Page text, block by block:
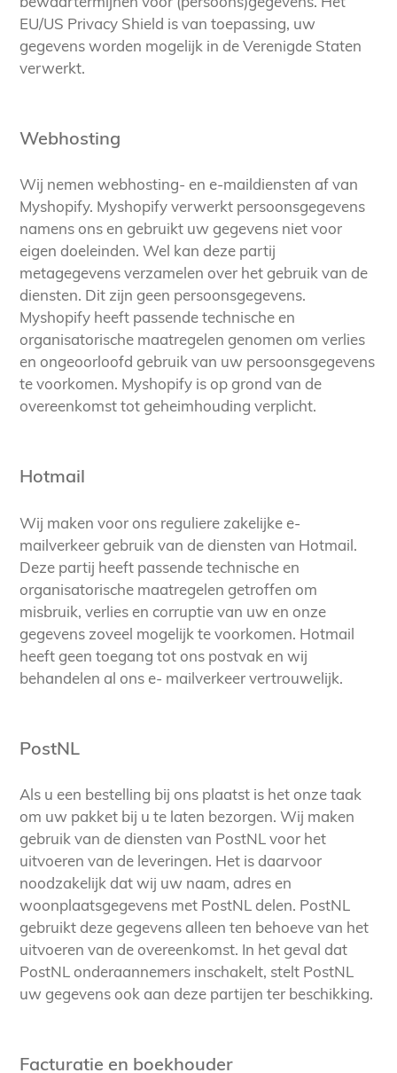
EU/US Privacy Shield is van toepassing, uw
gegevens worden mogelijk in de Verenigde Staten
verwerkt.
Webhosting
Wij nemen webhosting- en e-maildiensten af van
Myshopify. Myshopify verwerkt persoonsgegevens
namens ons en gebruikt uw gegevens niet voor
eigen doeleinden. Wel kan deze partij
metagegevens verzamelen over het gebruik van de
diensten. Dit zijn geen persoonsgegevens.
Myshopify heeft passende technische en
organisatorische maatregelen genomen om verlies
en ongeoorloofd gebruik van uw persoonsgegevens
te voorkomen. Myshopify is op grond van de
overeenkomst tot geheimhouding verplicht.
Hotmail
Wij maken voor ons reguliere zakelijke e-
mailverkeer gebruik van de diensten van Hotmail.
Deze partij heeft passende technische en
organisatorische maatregelen getroffen om
misbruik, verlies en corruptie van uw en onze
gegevens zoveel mogelijk te voorkomen. Hotmail
heeft geen toegang tot ons postvak en wij
behandelen al ons e- mailverkeer vertrouwelijk.
PostNL
Als u een bestelling bij ons plaatst is het onze taak
om uw pakket bij u te laten bezorgen. Wij maken
gebruik van de diensten van PostNL voor het
uitvoeren van de leveringen. Het is daarvoor
noodzakelijk dat wij uw naam, adres en
woonplaatsgegevens met PostNL delen. PostNL
gebruikt deze gegevens alleen ten behoeve van het
uitvoeren van de overeenkomst. In het geval dat
PostNL onderaannemers inschakelt, stelt PostNL
uw gegevens ook aan deze partijen ter beschikking.
Facturatie en boekhouder